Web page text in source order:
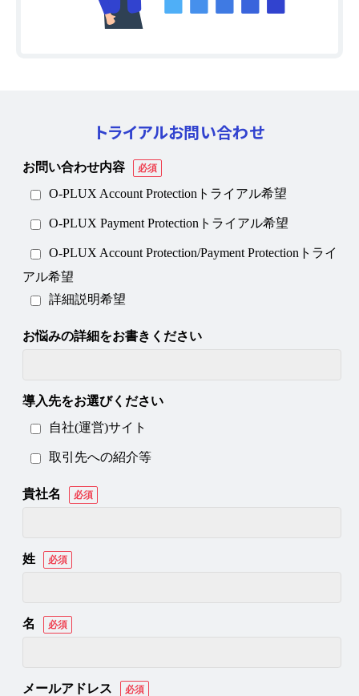
トライアルお問い合わせ